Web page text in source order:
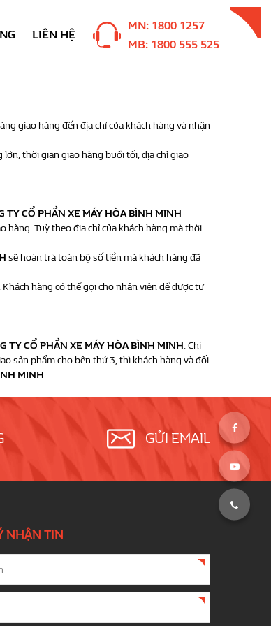
LIÊN HỆ
MN: 1800 1257
MB: 1800 555 525
giao hàng đến địa chỉ của khách hàng và nhận
thời gian giao hàng buổi tối, địa chỉ giao
TY CỔ PHẦN XE MÁY HÒA BÌNH MINH
Tuỳ theo địa chỉ của khách hàng mà thời
sẽ hoàn trả toàn bộ số tiền mà khách hàng đã
hàng có thể gọi cho nhân viên để được tư
TY CỔ PHẦN XE MÁY HÒA BÌNH MINH. Chi
sản phẩm cho bên thứ 3, thì khách hàng và đối
MINH
GỬI EMAIL
NHẬN TIN